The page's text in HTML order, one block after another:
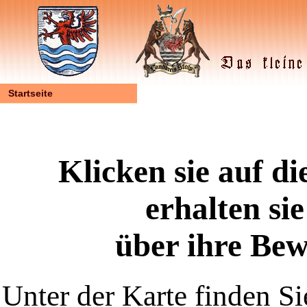
Startseite
Klicken sie auf
erhalten
über ihre
Unter der Karte finden